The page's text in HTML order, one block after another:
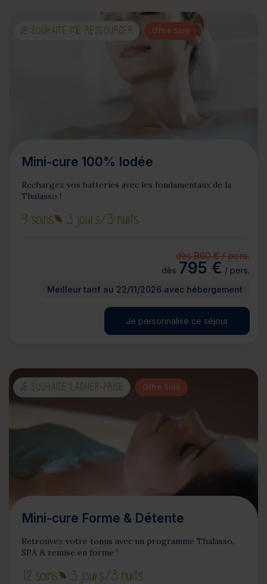
JE SOUHAITE ME RESSOURCER Offre Solo
Mini-cure 100% Iodée
Rechargez vos batteries avec les fondamentaux de la
Thalasso !
9 soins 3 jours/3 nuits
dès 960 € / pers.
dès 795 € / pers.
Meilleur tarif au 22/11/2026 avec hébergement
Je personnalise ce séjour
JE SOUHAITE LÂCHER-PRISE Offre Solo
Mini-cure Forme & Détente
Retrouvez votre tonus avec un programme Thalasso,
SPA & remise en forme !
12 soins 3 jours/3 nuits